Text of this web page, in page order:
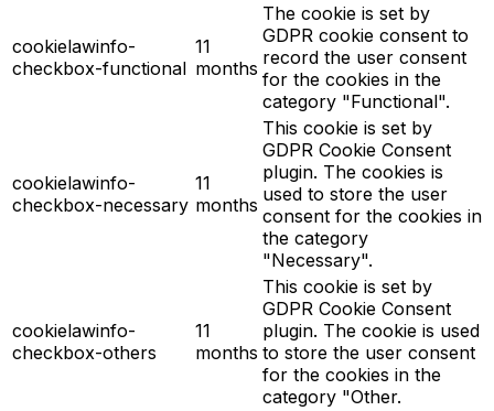
cookielawinfo-
checkbox-functional
11
months
The cookie is set by
GDPR cookie consent to
record the user consent
for the cookies in the
category "Functional".
cookielawinfo-
checkbox-necessary
11
months
This cookie is set by
GDPR Cookie Consent
plugin. The cookies is
used to store the user
consent for the cookies in
the category
"Necessary".
cookielawinfo-
checkbox-others
11
months
This cookie is set by
GDPR Cookie Consent
plugin. The cookie is used
to store the user consent
for the cookies in the
category "Other.